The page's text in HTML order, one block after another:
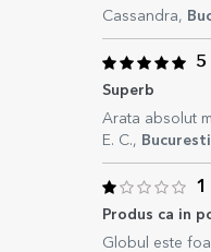
Cassandra,
5
Superb
Arata absolut
E. C., Bucuresti
1
Produs ca in
Globul este